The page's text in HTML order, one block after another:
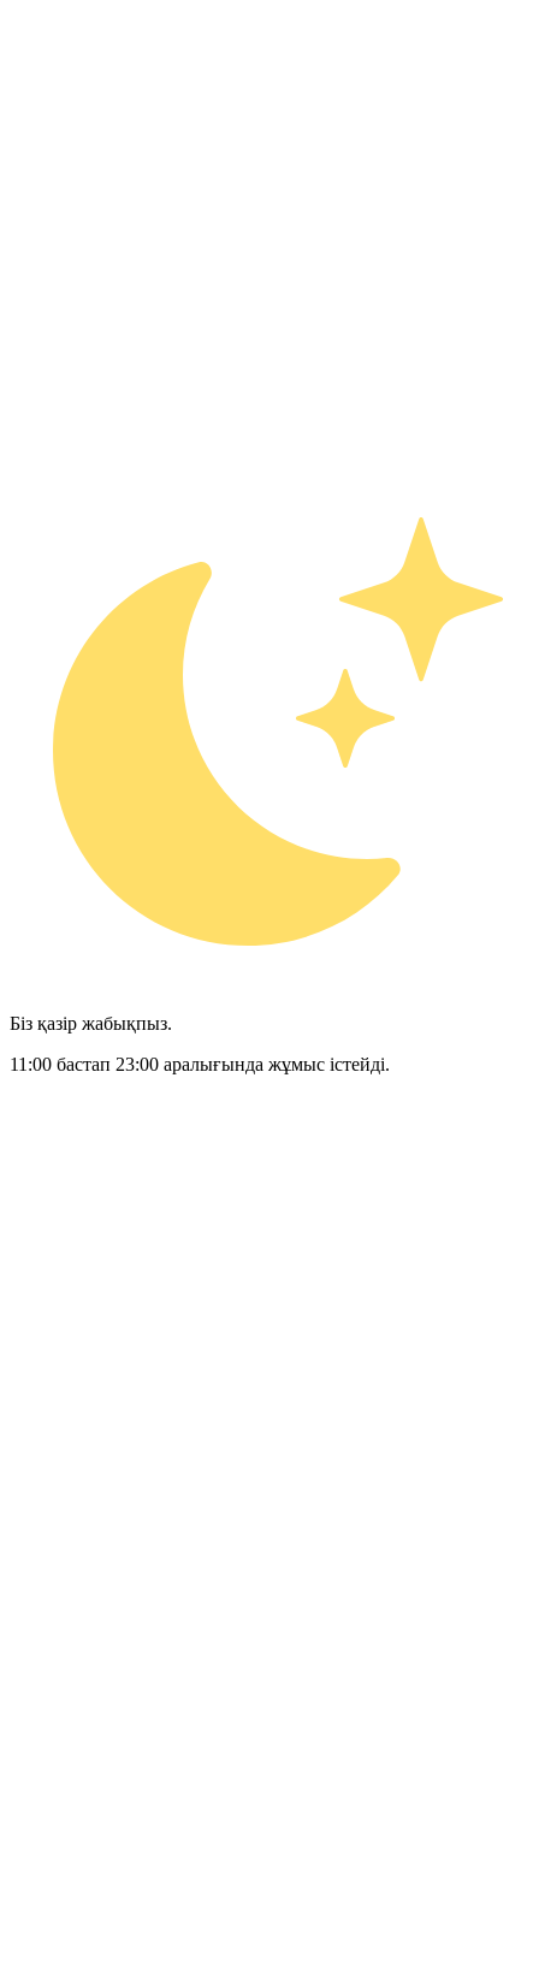
Біз қазір жабықпыз.
11:00 бастап 23:00 аралығында жұмыс істейді.